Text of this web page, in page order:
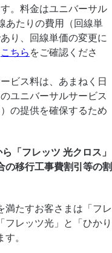
。料金はユニバーサル
あたりの費用（回線単
り、回線単価の変更に
こちら をご確認くださ
ビス料は、あまねく日
ユニバーサルサービス
の提供を確保するため
「フレッツ 光クロス」
の移行工事費割引等の割
満たすお客さまは「フレ
フレッツ光」と「ひかり
。